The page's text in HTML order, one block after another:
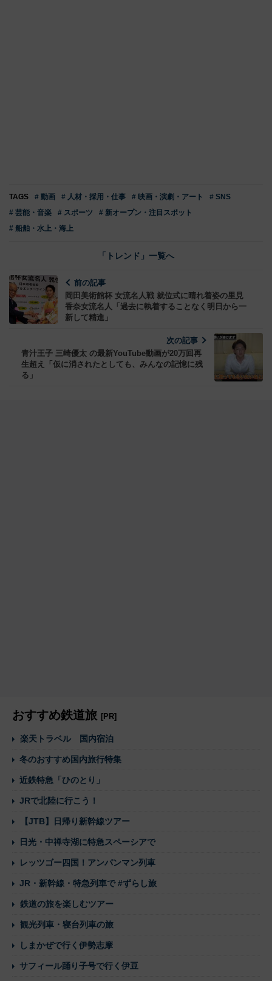
TAGS # 動画 # 人材・採用・仕事 # 映画・演劇・アート
# SNS
# 芸能・音楽
# スポーツ
# 新オープン・注目スポット
# 船舶・水上・海上
「トレンド」一覧へ
前の記事
岡田美術館杯 女流名人戦 就位式に晴れ着姿の里見
香奈女流名人「過去に執着することなく明日から一
新して精進」
次の記事
青汁王子 三崎優太 の最新YouTube動画が20万回再
生超え「仮に消されたとしても、みんなの記憶に残
る」
おすすめ鉄道旅 [PR]
楽天トラベル 国内宿泊
冬のおすすめ国内旅行特集
近鉄特急「ひのとり」
JRで北陸に行こう！
【JTB】日帰り新幹線ツアー
日光・中禅寺湖に特急スペーシアで
レッツゴー四国！アンパンマン列車
JR・新幹線・特急列車で #ずらし旅
鉄道の旅を楽しむツアー
観光列車・寝台列車の旅
しまかぜで行く伊勢志摩
サフィール踊り子号で行く伊豆